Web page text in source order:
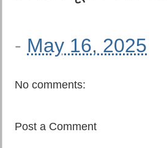
- May 16, 2025
No comments:
Post a Comment